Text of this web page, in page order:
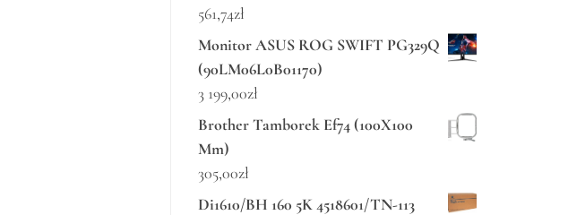
561,74zł
Monitor ASUS ROG SWIFT PG329Q
(90LM06L0B01170)
3 199,00zł
Brother Tamborek Ef74 (100X100
Mm)
305,00zł
Di1610/BH 160 5K 4518601/TN-113